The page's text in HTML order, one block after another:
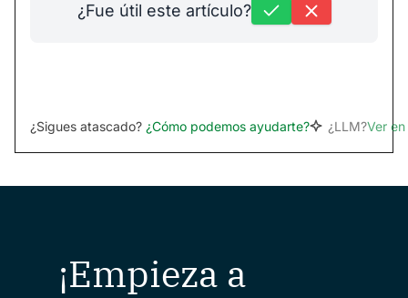
¿Fue útil este artículo?
¿Sigues atascado? ¿Cómo podemos ayudarte? ¿LLM?Ver
¡Empieza a